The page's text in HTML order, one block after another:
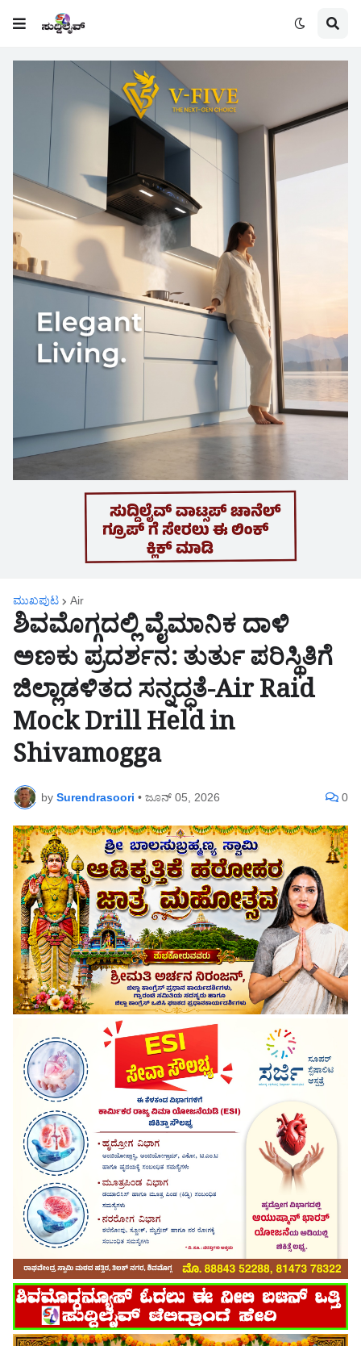
ಮುಖಪುಟ Air
ಶಿವಮೊಗ್ಗದಲ್ಲಿ ವೈಮಾನಿಕ ದಾಳಿ
ಅಣಕು ಪ್ರದರ್ಶನ: ತುರ್ತು ಪರಿಸ್ಥಿತಿಗೆ
ಜಿಲ್ಲಾಡಳಿತದ ಸನ್ನದ್ಧತೆ-Air Raid
Mock Drill Held in
Shivamogga
by Surendrasoori • ಜೂನ್ 05, 2026 0